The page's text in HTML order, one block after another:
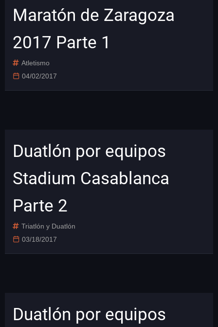
Maratón de Zaragoza
2017 Parte 1
Atletismo
04/02/2017
Duatlón por equipos
Stadium Casablanca
Parte 2
Triatlón y Duatlón
03/18/2017
Duatlón por equipos